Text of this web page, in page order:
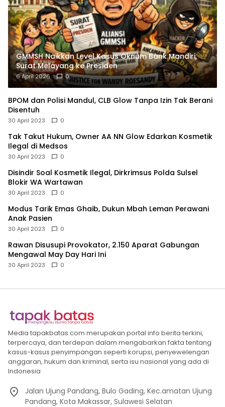
GMMSH Naikkan Level Kasus Oknum Bank Mandiri,
Surat Melayang ke Presiden
6 April 2026 0
BPOM dan Polisi Mandul, CLB Glow Tanpa Izin Tak Berani
Disentuh
30 April 2023 0
Tak Takut Hukum, Owner AA NN Glow Edarkan Kosmetik
Ilegal di Medsos
30 April 2023 0
Disindir Soal Kosmetik Ilegal, Dirkrimsus Polda Sulsel
Blokir WA Wartawan
30 April 2023 0
Modus Tarik Emas Ghaib, Dukun Mbah Leman Perawani
Anak Pasien
30 April 2023 0
Rawan Disusupi Provokator, 2.150 Aparat Gabungan
Mengawal May Day Hari Ini
30 April 2023 0
Media tapakbatas.com merupakan portal info berita terkini,
terpercaya, dan terdepan dalam mengabarkan fakta tentang
kasus-kasus penyimpangan seperti korupsi, penyewelengan
anggaran, hukum dan kriminal, serta isu nasional yang ada di
Indonesia
Jalan Ujung Pandang, Bulo Gading, Kec.amatan Ujung
Pandang, Kota Makassar, Sulawesi Selatan